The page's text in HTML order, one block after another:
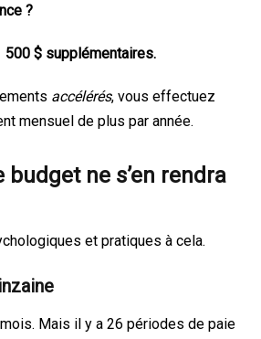
?
500 $ supplémentaires.
accélérés, vous effectuez
mensuel de plus par année.
budget ne s’en rendra
et pratiques à cela.
mois. Mais il y a 26 périodes de paie